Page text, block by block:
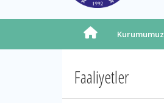
Kurumumuz
Faaliyetler